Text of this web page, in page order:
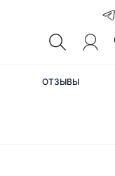
ОТЗЫВЫ